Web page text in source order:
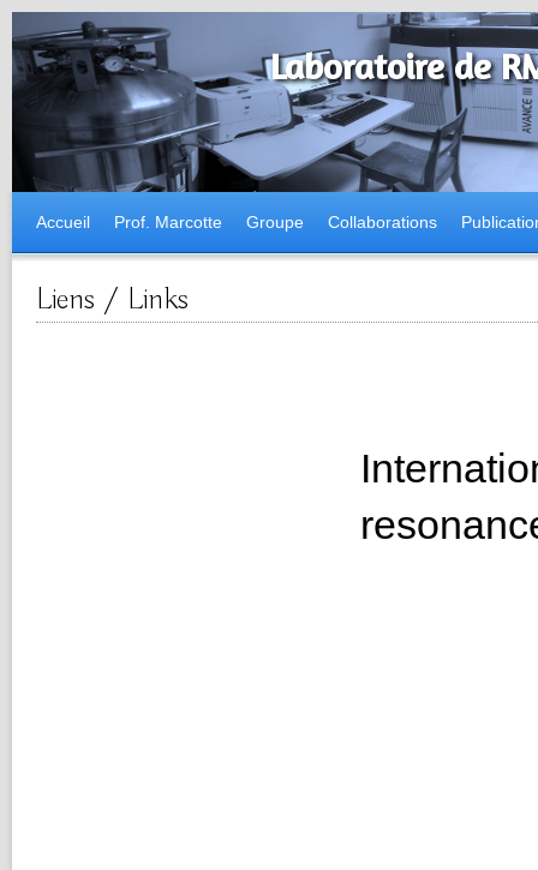
Laboratoire de
Accueil Prof. Marcotte Groupe Collaborations
Liens / Links